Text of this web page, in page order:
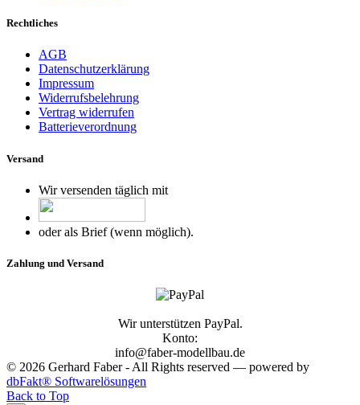
Rechtliches
AGB
Datenschutzerklärung
Impressum
Widerrufsbelehrung
Vertrag widerrufen
Batterieverordnung
Versand
Wir versenden täglich mit
oder als Brief (wenn möglich).
Zahlung und Versand
Wir unterstützen PayPal.
Konto:
info@faber-modellbau.de
© 2026 Gerhard Faber - All Rights reserved — powered by
dbFakt® Softwarelösungen
Back to Top